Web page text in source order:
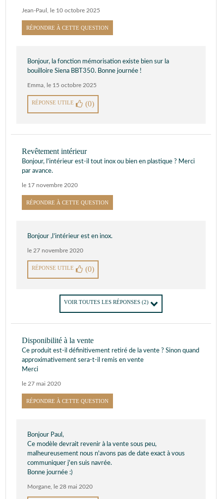
Jean-Paul le 10 octobre 2025
RÉPONDRE À CETTE QUESTION
Bonjour, la fonction mémorisation existe bien sur la
bouilloire Siena BBT350. Bonne journée !
Emma le 15 octobre 2025
RÉPONSE UTILE (0)
Revêtement intérieur
Bonjour, l'intérieur est-il tout inox ou bien en plastique ? Merci
par avance.
le 17 novembre 2020
RÉPONDRE À CETTE QUESTION
Bonjour ,l’intérieur est en inox.
le 27 novembre 2020
RÉPONSE UTILE (0)
VOIR TOUTES LES RÉPONSES (2)
Disponibilité à la vente
Ce produit est-il définitivement retiré de la vente ? Sinon quand
approximativement sera-t-il remis en vente
Merci
le 27 mai 2020
RÉPONDRE À CETTE QUESTION
Bonjour Paul,
Ce modèle devrait revenir à la vente sous peu,
malheureusement nous n'avons pas de date exact à vous
communiquer j'en suis navrée.
Bonne journée :)
Morgane le 28 mai 2020